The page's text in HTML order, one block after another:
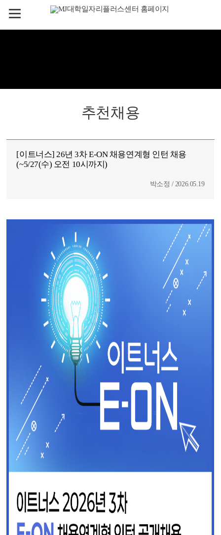
추천채용
[이트너스] 26년 3차 E-ON 채용연계형 인턴 채용
(~5/27(수) 오전 10시까지)
박소정 / 2026.05.19